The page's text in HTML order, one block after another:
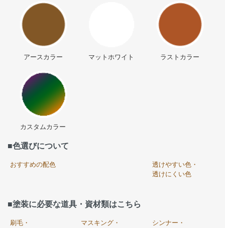
アースカラー マットホワイト ラストカラー
カスタムカラー
■色選びについて
おすすめの配色
透けやすい色・
透けにくい色
■塗装に必要な道具・資材類はこちら
刷毛・
マスキング・
シンナー・